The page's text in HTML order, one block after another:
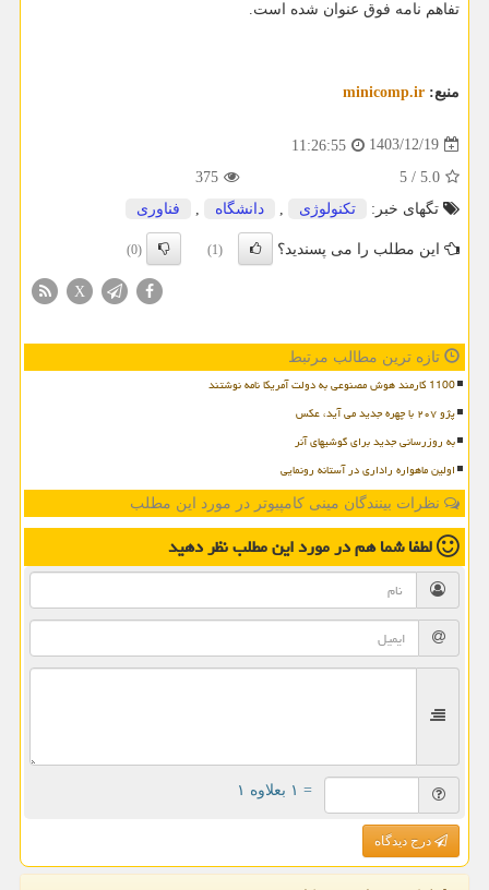
تفاهم نامه فوق عنوان شده است.
منبع: minicomp.ir
1403/12/19
11:26:55
5.0
/
5
375
تگهای خبر:
تكنولوژی , دانشگاه , فناوری
این مطلب را می پسندید؟ (1)
(0)
X
تازه ترین مطالب مرتبط
1100 کارمند هوش مصنوعی به دولت آمریکا نامه نوشتند
پژو ۲۰۷ با چهره جدید می آید، عکس
به روزرسانی جدید برای گوشیهای آنر
اولین ماهواره راداری در آستانه رونمایی
نظرات بینندگان مینی کامپیوتر در مورد این مطلب
لطفا شما همدر مورد این مطلبنظر دهید
= ۱ بعلاوه ۱
درج دیدگاه